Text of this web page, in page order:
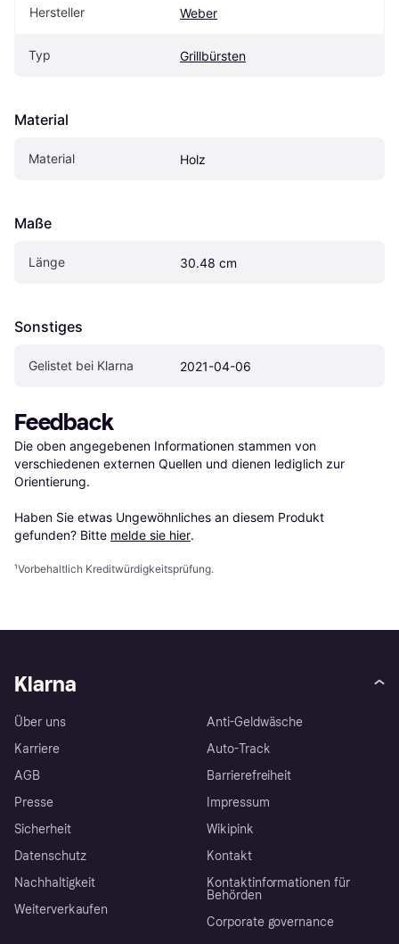
Hersteller Weber
Typ Grillbürsten
Material
Material Holz
Maße
Länge 30.48 cm
Sonstiges
Gelistet bei Klarna 2021-04-06
Feedback
Die oben angegebenen Informationen stammen von
verschiedenen externen Quellen und dienen lediglich zur
Orientierung.
Haben Sie etwas Ungewöhnliches an diesem Produkt
gefunden? Bitte melde sie hier.
¹Vorbehaltlich Kreditwürdigkeitsprüfung.
Klarna
Über uns
Karriere
AGB
Presse
Sicherheit
Datenschutz
Nachhaltigkeit
Weiterverkaufen
Anti-Geldwäsche
Auto-Track
Barrierefreiheit
Impressum
Wikipink
Kontakt
Kontaktinformationen für
Behörden
Corporate governance